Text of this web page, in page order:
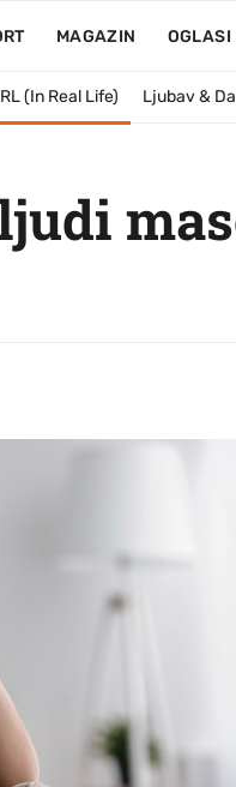
MAGAZIN OGLASI
(In Real Life) Ljubav &